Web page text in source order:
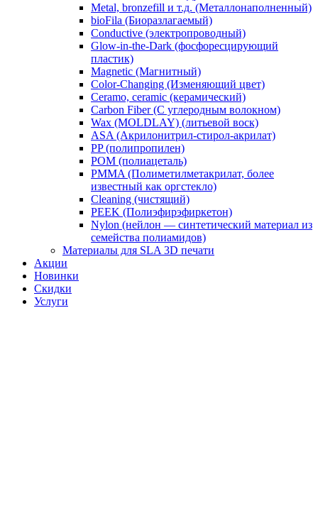
Metal, bronzefill и т.д. (Металлонаполненный)
bioFila (Биоразлагаемый)
Conductive (электропроводный)
Glow-in-the-Dark (фосфоресцирующий
пластик)
Magnetic (Магнитный)
Color-Changing (Изменяющий цвет)
​Ceramo, ceramic (керамический)
​Carbon Fiber (С углеродным волокном)
Wax (MOLDLAY) (литьевой воск)
​ASA (Акрилонитрил-стирол-акрилат)
​PP (полипропилен)
​POM (полиацеталь)
​PMMA (Полиметилметакрилат, более
известный как оргстекло)
​Cleaning (чистящий)
PEEK (Полиэфирэфиркетон)
​Nylon (нейлон — синтетический материал из
семейства полиамидов)
Материалы для SLA 3D печати
Акции
Новинки
Скидки
Услуги